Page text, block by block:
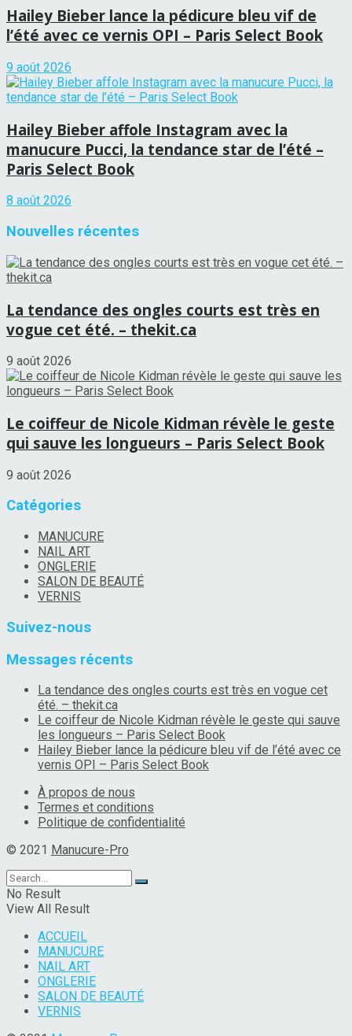
Hailey Bieber lance la pédicure bleu vif de
l’été avec ce vernis OPI – Paris Select Book
9 août 2026
Hailey Bieber affole Instagram avec la
manucure Pucci, la tendance star de l’été –
Paris Select Book
8 août 2026
Nouvelles récentes
La tendance des ongles courts est très en
vogue cet été. – thekit.ca
9 août 2026
Le coiffeur de Nicole Kidman révèle le geste
qui sauve les longueurs – Paris Select Book
9 août 2026
Catégories
MANUCURE
NAIL ART
ONGLERIE
SALON DE BEAUTÉ
VERNIS
Suivez-nous
Messages récents
La tendance des ongles courts est très en vogue cet
été. – thekit.ca
Le coiffeur de Nicole Kidman révèle le geste qui sauve
les longueurs – Paris Select Book
Hailey Bieber lance la pédicure bleu vif de l’été avec ce
vernis OPI – Paris Select Book
À propos de nous
Termes et conditions
Politique de confidentialité
© 2021 Manucure-Pro
No Result
View All Result
ACCUEIL
MANUCURE
NAIL ART
ONGLERIE
SALON DE BEAUTÉ
VERNIS